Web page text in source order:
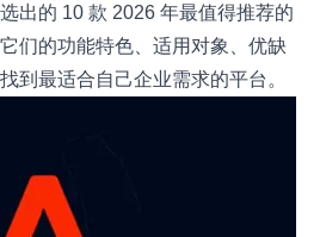
出的 10 款 2026 年最值得推荐的
们的功能特色、适用对象、优缺
到最适合自己企业需求的平台。